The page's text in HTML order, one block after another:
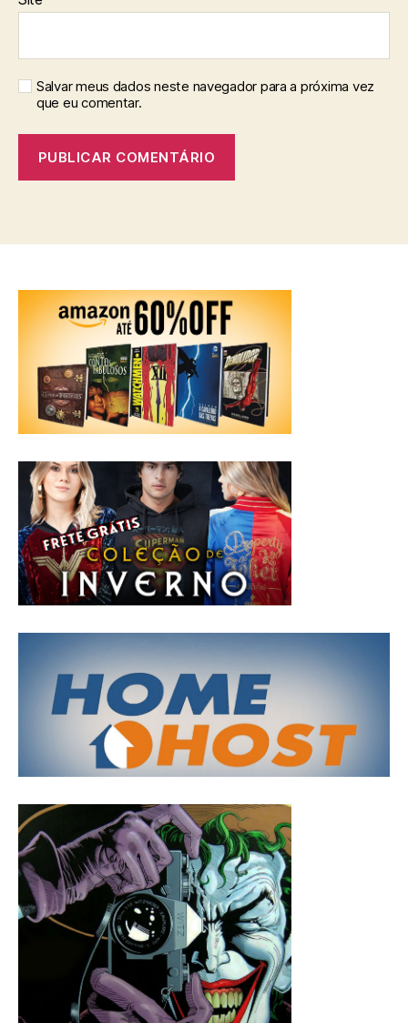
Salvar meus dados neste navegador para a próxima vez
que eu comentar.